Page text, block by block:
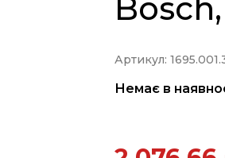
Артикул:
Немає в